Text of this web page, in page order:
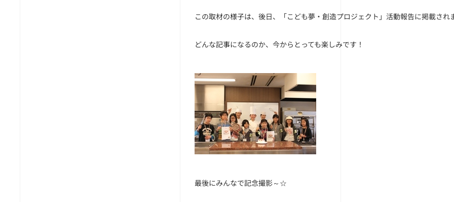
この取材の様子は、後日、「こども夢・創造プロジェクト」活動報告に掲載され
どんな記事になるのか、今からとっても楽しみです！
最後にみんなで記念撮影～☆